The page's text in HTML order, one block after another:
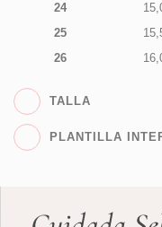
24
25
26
TALLA
PLANTILLA